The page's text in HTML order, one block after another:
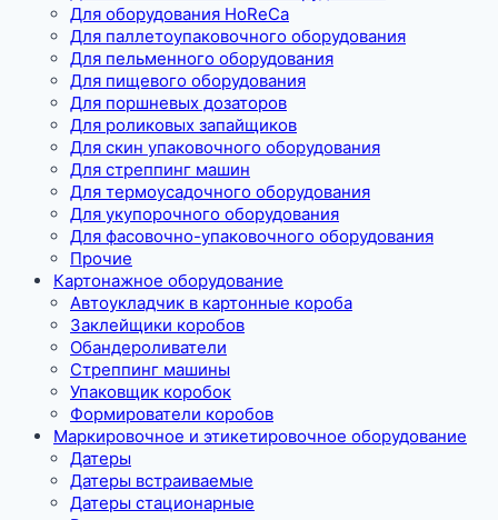
Для оборудования HoReCa
Для паллетоупаковочного оборудования
Для пельменного оборудования
Для пищевого оборудования
Для поршневых дозаторов
Для роликовых запайщиков
Для скин упаковочного оборудования
Для стреппинг машин
Для термоусадочного оборудования
Для укупорочного оборудования
Для фасовочно-упаковочного оборудования
Прочие
Картонажное оборудование
Автоукладчик в картонные короба
Заклейщики коробов
Обандероливатели
Стреппинг машины
Упаковщик коробок
Формирователи коробов
Маркировочное и этикетировочное оборудование
Датеры
Датеры встраиваемые
Датеры стационарные